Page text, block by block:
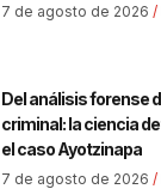
7 de agosto de 2026
Del análisis forense
criminal: la ciencia
el caso Ayotzinapa
7 de agosto de 2026